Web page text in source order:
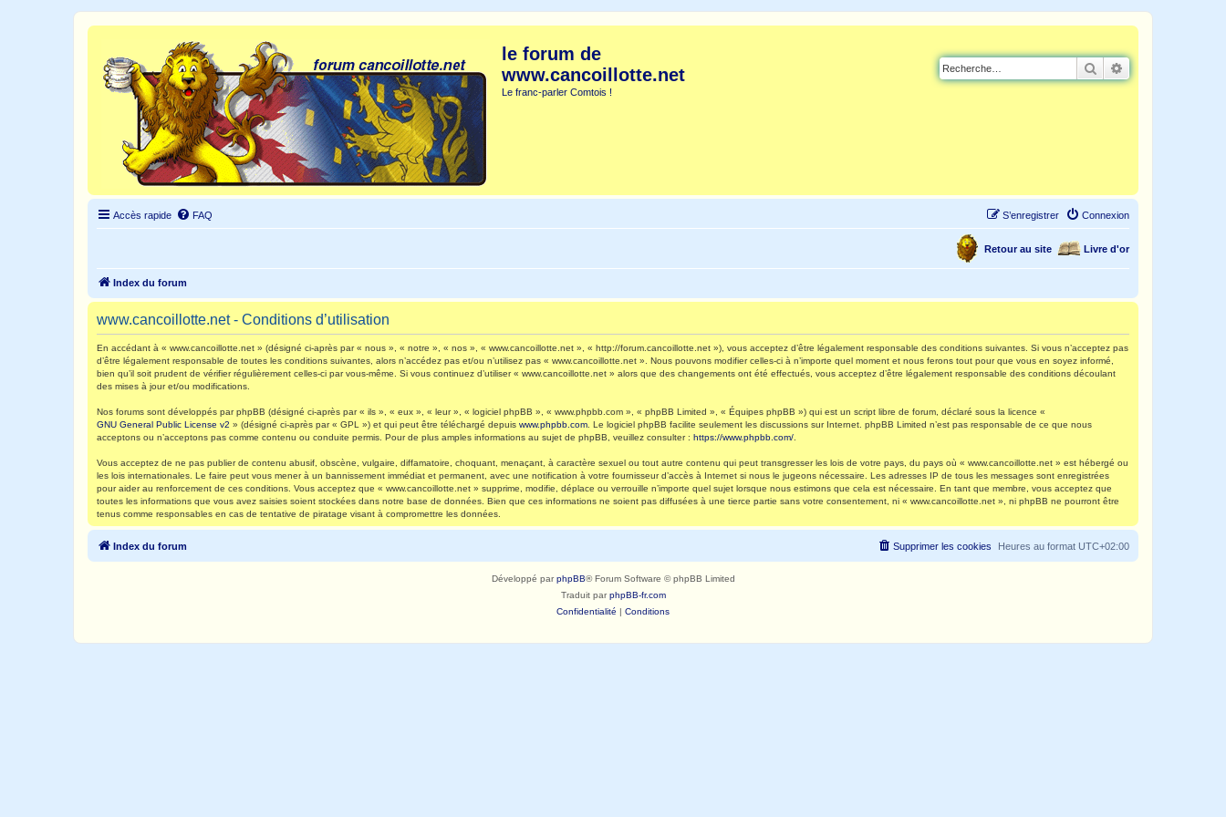
le forum de
www.cancoillotte.net
Le franc-parler Comtois !
Rechercher
Accès rapide FAQ Connexion
S’enregistrer
Livre d'or
Retour au site
Index du forum
www.cancoillotte.net - Conditions d’utilisation
En accédant à « www.cancoillotte.net » (désigné ci-après par « nous », « notre », « nos », « www.cancoillotte.net », « http://forum.cancoillotte.net »), vous acceptez d’être légalement responsable des conditions suivantes. Si vous n’acceptez pas
d’être légalement responsable de toutes les conditions suivantes, alors n’accédez pas et/ou n’utilisez pas « www.cancoillotte.net ». Nous pouvons modifier celles-ci à n’importe quel moment et nous ferons tout pour que vous en soyez informé,
bien qu’il soit prudent de vérifier régulièrement celles-ci par vous-même. Si vous continuez d’utiliser « www.cancoillotte.net » alors que des changements ont été effectués, vous acceptez d’être légalement responsable des conditions découlant
des mises à jour et/ou modifications.
Nos forums sont développés par phpBB (désigné ci-après par « ils », « eux », « leur », « logiciel phpBB », « www.phpbb.com », « phpBB Limited », « Équipes phpBB ») qui est un script libre de forum, déclaré sous la licence «
GNU General Public License v2 » (désigné ci-après par « GPL ») et qui peut être téléchargé depuis www.phpbb.com . Le logiciel phpBB facilite seulement les discussions sur Internet. phpBB Limited n’est pas responsable de ce que nous
acceptons ou n’acceptons pas comme contenu ou conduite permis. Pour de plus amples informations au sujet de phpBB, veuillez consulter : https://www.phpbb.com/
Vous acceptez de ne pas publier de contenu abusif, obscène, vulgaire, diffamatoire, choquant, menaçant, à caractère sexuel ou tout autre contenu qui peut transgresser les lois de votre pays, du pays où « www.cancoillotte.net » est hébergé ou
les lois internationales. Le faire peut vous mener à un bannissement immédiat et permanent, avec une notification à votre fournisseur d’accès à Internet si nous le jugeons nécessaire. Les adresses IP de tous les messages sont enregistrées
pour aider au renforcement de ces conditions. Vous acceptez que « www.cancoillotte.net » supprime, modifie, déplace ou verrouille n’importe quel sujet lorsque nous estimons que cela est nécessaire. En tant que membre, vous acceptez que
toutes les informations que vous avez saisies soient stockées dans notre base de données. Bien que ces informations ne soient pas diffusées à une tierce partie sans votre consentement, ni « www.cancoillotte.net », ni phpBB ne pourront être
tenus comme responsables en cas de tentative de piratage visant à compromettre les données.
Index du forum Heures au format UTC+02:00
Supprimer les cookies
Développé parphpBB® Forum Software © phpBB Limited
Traduit parphpBB-fr.com
Confidentialité | Conditions